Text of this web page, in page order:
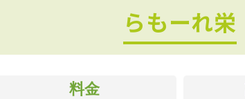
らもーれ栄
料金